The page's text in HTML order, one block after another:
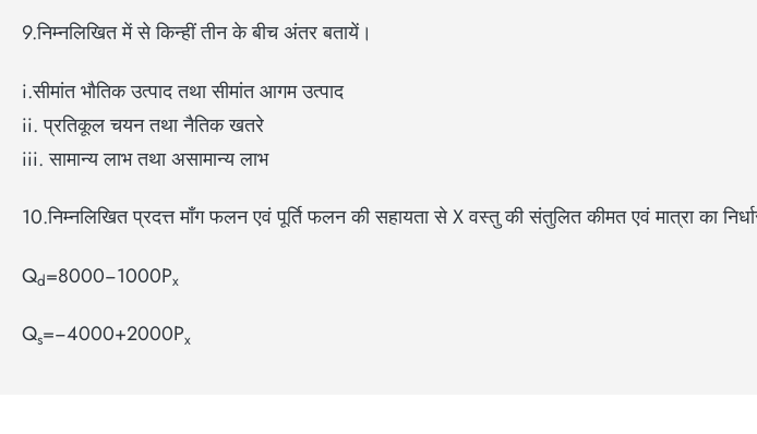
9.निम्नलिखित में से किन्हीं तीन के बीच अंतर बतायें।
i.सीमांत भौतिक उत्पाद तथा सीमांत आगम उत्पाद
ii. प्रतिकूल चयन तथा नैतिक खतरे
iii. सामान्य लाभ तथा असामान्य लाभ
10.निम्नलिखित प्रदत्त माँग फलन एवं पूर्ति फलन की सहायता से X वस्तु की संतुलित कीमत एवं मात्रा का
Qd=8000−1000Px
Qs​=−4000+2000Px